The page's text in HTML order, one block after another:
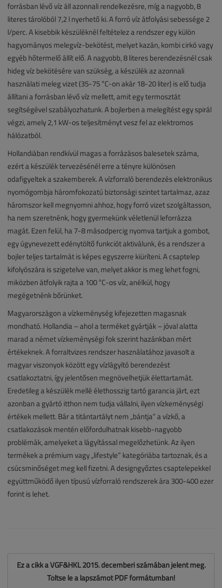
forrásban lévő víz áll azonnali rendelkezésre, míg a nagyobb, 8
literes tárolóból 7,2 l nyerhető ki. A forró víz átfolyási sebessége 2
l/perc. A kisebbik készüléknél feltételez a rendszer egy külön
hagyományos melegvíz-bekötést, melyet kazán, kombi cirkó vagy
egyéb hőtermelő állít elő. A nagyobb, 8 literes berendezésnél csak
hideg víz bekötésére van szükség, a készülék az azonnali
használati meleg vizet (35-75 °C-on akár 18-20 liter) is elő tudja
állítani a forrásban lévő víz mellett, amit egy termosztát
segítségével szabályozhatunk. A bojlerben a melegítést egy spirál
végzi, amely 2,1 kW-os teljesítményt vesz fel az elektromos
hálózatból.
Hollandiában rendkívül magas a forrázásos balesetek száma,
ezért a készülék tervezésénél erre a tényre különösen
odafigyeltek a szakemberek. A vízforraló berendezés elektronikus
nyomógombja háromfokozatú biztonsági szintet tartalmaz, azaz
háromszor kell megnyomni ahhoz, hogy forró vizet szolgáltasson,
ha nem szeretnénk, hogy gyermekünk véletlenül leforrázza
magát. Ezen felül, ha 7-8 másodpercig nyomva tartjuk a gombot,
egy úgynevezett edénytöltő funkciót aktiválunk, és a rendszer a
bojler teljes tartalmát is képes egyszerre kiüríteni. A csaptelep
kifolyószára is szigetelve van, melyet akkor is meg lehet fogni,
miközben átfolyik rajta a 100 °C-os víz, anélkül, hogy
megégetnénk bőrünket.
Magyarországon a vízkeménység kifejezetten magasnak
mondható. Hollandia – ahol a terméket gyártják – jóval alatta
marad a német vízkeménységi fok szerint hazánkban mért
értékeknek. A forraltvizes rendszer használatához javasolt a
magyar viszonyok között egy vízlágyító berendezést
csatlakoztatni, így jelentősen megnövelhetjük élettartamát.
Eredetileg a készülék mellé élethosszig tartó garancia járt, ezt
azonban a gyártó itthon nem tudja vállalni, ilyen vízkeménységi
értékek mellett. Bár a titántartályt nem „bántja” a vízkő, a
csatlakozások mentén előfordulhatnak kisebb-nagyobb
problémák, amelyeket a lágyítással megelőzhetünk. Az ilyen
termékek a prémium vagy „lifestyle” kategóriába tartoznak, és a
csúcsminőséget meg kell fizetni. A designgyőztes csaptelepekkel
együttműködő ilyen típusú vízforraló rendszerek ára 300-400 ezer
forint is lehet.
Ez a cikk a VGF&HKL 2015. decemberi számában jelent meg.
Töltse le a lapszámot PDF formátumban!